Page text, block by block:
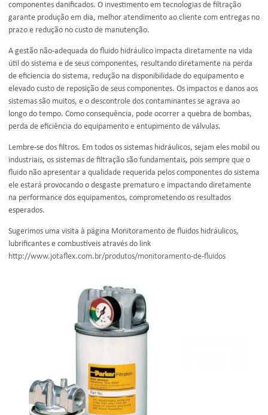
componentes danificados. O investimento em tecnologias de filtração
garante produção em dia, melhor atendimento ao cliente com entregas no
prazo e redução no custo de manutenção.
A gestão não-adequada do fluido hidráulico impacta diretamente na vida
útil do sistema e de seus componentes, resultando diretamente na perda
de eficiencia do sistema, redução na disponibilidade do equipamento e
elevado custo de reposição de seus componentes. Os impactos e danos aos
sistemas são muitos, e o descontrole dos contaminantes se agrava ao
longo do tempo. Como consequência, pode ocorrer a quebra de bombas,
perda de eficiência do equipamento e entupimento de válvulas.
Lembre-se dos filtros. Em todos os sistemas hidráulicos, sejam eles mobil ou
industriais, os sistemas de filtração são fundamentais, pois sempre que o
fluido não apresentar a qualidade requerida pelos componentes do sistema
ele estará provocando o desgaste prematuro e impactando diretamente
na performance dos equipamentos, comprometendo os resultados
esperados.
Sugerimos uma visita à página Monitoramento de fluidos hidráulicos,
lubrificantes e combustíveis através do link
http://www.jotaflex.com.br/produtos/monitoramento-de-fluidos